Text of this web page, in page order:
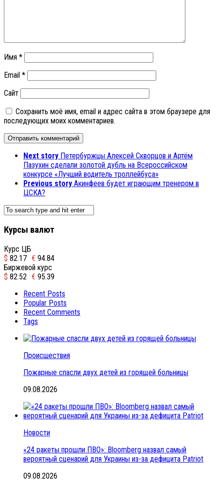
Имя *
Email *
Сайт
Сохранить моё имя, email и адрес сайта в этом браузере для
последующих моих комментариев.
Next story Петербуржцы Алексей Скворцов и Артём
Пазухин сделали золотой дубль на Всероссийском
конкурсе «Лучший водитель троллейбуса»
Previous story Акинфеев будет играющим тренером в
ЦСКА?
Курсы валют
Курс ЦБ
$ 82.17 € 94.84
Биржевой курс
$ 82.52 € 95.39
Recent Posts
Popular Posts
Recent Comments
Tags
Происшествия
Пожарные спасли двух детей из горящей больницы
09.08.2026
Новости
«24 ракеты прошли ПВО»: Bloomberg назвал самый
вероятный сценарий для Украины из-за дефицита Patriot
09.08.2026